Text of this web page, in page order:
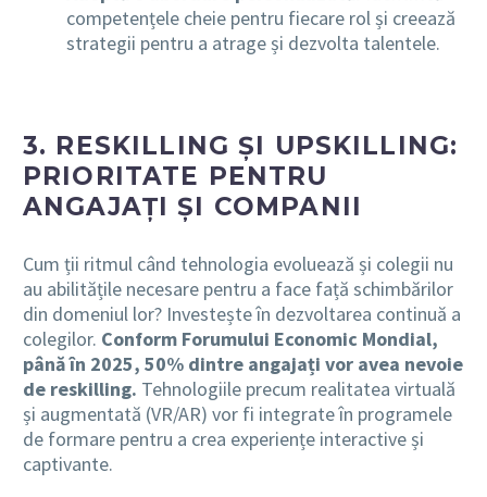
competențele cheie pentru fiecare rol și creează
strategii pentru a atrage și dezvolta talentele.
3. RESKILLING ȘI UPSKILLING:
PRIORITATE PENTRU
ANGAJAȚI ȘI COMPANII
Cum ții ritmul când tehnologia evoluează și colegii nu
au abilitățile necesare pentru a face față schimbărilor
din domeniul lor? Investește în dezvoltarea continuă a
colegilor. Conform Forumului Economic Mondial,
până în 2025, 50% dintre angajați vor avea nevoie
de reskilling. Tehnologiile precum realitatea virtuală
și augmentată (VR/AR) vor fi integrate în programele
de formare pentru a crea experiențe interactive și
captivante.